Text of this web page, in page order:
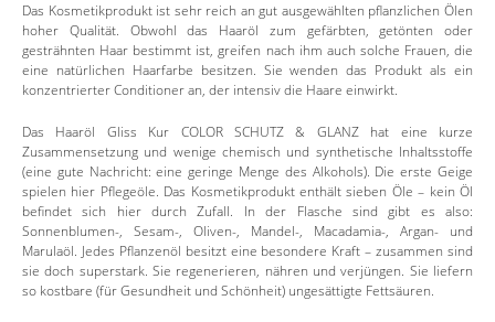
Das Kosmetikprodukt ist sehr reich an gut ausgewählten pflanzlichen Ölen
hoher Qualität. Obwohl das Haaröl zum gefärbten, getönten oder
gesträhnten Haar bestimmt ist, greifen nach ihm auch solche Frauen, die
eine natürlichen Haarfarbe besitzen. Sie wenden das Produkt als ein
konzentrierter Conditioner an, der intensiv die Haare einwirkt.
Das Haaröl Gliss Kur COLOR SCHUTZ & GLANZ hat eine kurze
Zusammensetzung und wenige chemisch und synthetische Inhaltsstoffe
(eine gute Nachricht: eine geringe Menge des Alkohols). Die erste Geige
spielen hier Pflegeöle. Das Kosmetikprodukt enthält sieben Öle – kein Öl
befindet sich hier durch Zufall. In der Flasche sind gibt es also:
Sonnenblumen-, Sesam-, Oliven-, Mandel-, Macadamia-, Argan- und
Marulaöl. Jedes Pflanzenöl besitzt eine besondere Kraft – zusammen sind
sie doch superstark. Sie regenerieren, nähren und verjüngen. Sie liefern
so kostbare (für Gesundheit und Schönheit) ungesättigte Fettsäuren.